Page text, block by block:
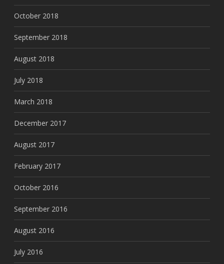
October 2018
September 2018
August 2018
July 2018
March 2018
December 2017
August 2017
February 2017
October 2016
September 2016
August 2016
July 2016